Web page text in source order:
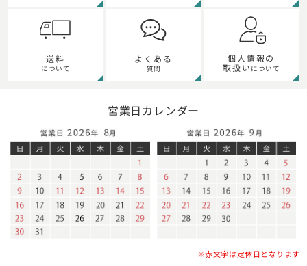
送料
について
よくある
質問
個人情報の
取扱い について
営業日カレンダー
※赤文字は定休日となります